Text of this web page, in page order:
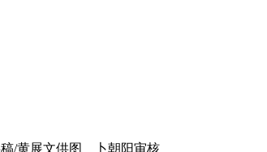
/黄展文供图 卜朝阳审核